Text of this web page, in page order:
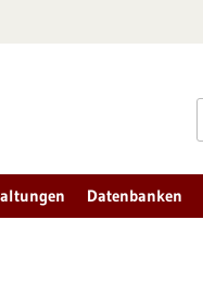
Datenbanken